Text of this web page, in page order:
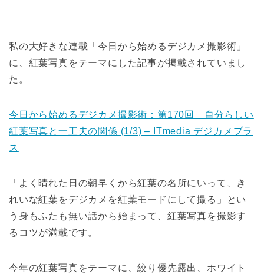
私の大好きな連載「今日から始めるデジカメ撮影術」
に、紅葉写真をテーマにした記事が掲載されていまし
た。
今日から始めるデジカメ撮影術：第170回 自分らしい
紅葉写真と一工夫の関係 (1/3) – ITmedia デジカメプラ
ス
「よく晴れた日の朝早くから紅葉の名所にいって、き
れいな紅葉をデジカメを紅葉モードにして撮る」とい
う身もふたも無い話から始まって、紅葉写真を撮影す
るコツが満載です。
今年の紅葉写真をテーマに、絞り優先露出、ホワイト